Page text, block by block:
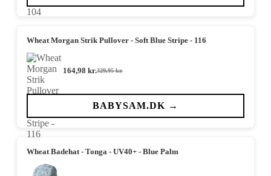
Wheat Morgan Strik Pullover - Soft Blue Stripe - 116
329,95kr.
Den
pris
var:
164,98 kr.Den
pris
er:
BABYSAM.DK →
Wheat Badehat - Tonga - UV40+ - Blue Palm